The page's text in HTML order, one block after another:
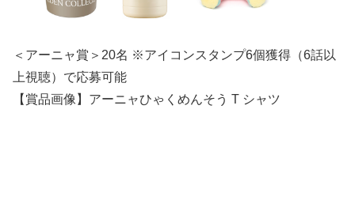
＜アーニャ賞＞20名 ※アイコンスタンプ6個獲得（6話以
上視聴）で応募可能
【賞品画像】アーニャひゃくめんそう T シャツ